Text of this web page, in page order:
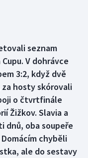
seznam
V dohrávce
3:2, když dvě
za hosty skórovali
o čtvrtfinále
Žižkov. Slavia a
dnů, oba soupeře
chyběli
ale do sestavy